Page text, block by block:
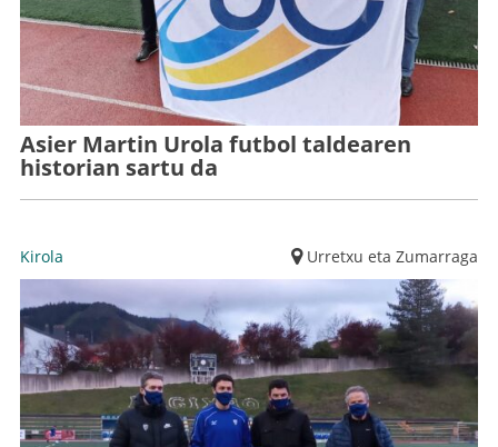
Asier Martin Urola futbol taldearen
historian sartu da
Kirola Urretxu eta Zumarraga